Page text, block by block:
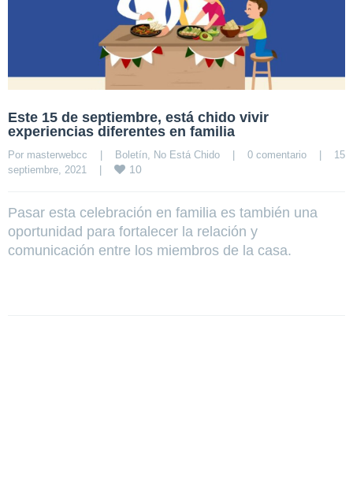
Este 15 de septiembre, está chido vivir
experiencias diferentes en familia
Por masterwebcc | Boletín No Está Chido | 0 comentario |
15
septiembre, 2021 | 10
Pasar esta celebración en familia es también una
oportunidad para fortalecer la relación y
comunicación entre los miembros de la casa.